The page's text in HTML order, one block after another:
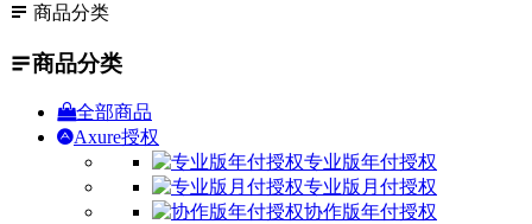
商品分类
商品分类
全部商品
Axure授权
专业版年付授权
专业版月付授权
协作版年付授权